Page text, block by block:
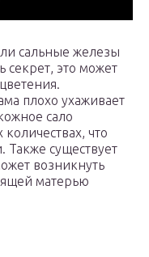
сальные железы
секрет, это может
плохо ухаживает
сало
что
Также существует
возникнуть
матерью